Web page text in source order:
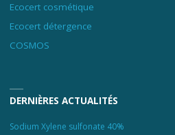
Ecocert cosmétique
Ecocert détergence
COSMOS
DERNIÈRES ACTUALITÉS
Sodium Xylene sulfonate 40%